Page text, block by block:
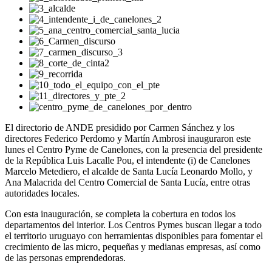
El directorio de ANDE presidido por Carmen Sánchez y los
directores Federico Perdomo y Martín Ambrosi inauguraron este
lunes el Centro Pyme de Canelones, con la presencia del presidente
de la República Luis Lacalle Pou, el intendente (i) de Canelones
Marcelo Metediero, el alcalde de Santa Lucía Leonardo Mollo, y
Ana Malacrida del Centro Comercial de Santa Lucía, entre otras
autoridades locales.
Con esta inauguración, se completa la cobertura en todos los
departamentos del interior. Los Centros Pymes buscan llegar a todo
el territorio uruguayo con herramientas disponibles para fomentar el
crecimiento de las micro, pequeñas y medianas empresas, así como
de las personas emprendedoras.